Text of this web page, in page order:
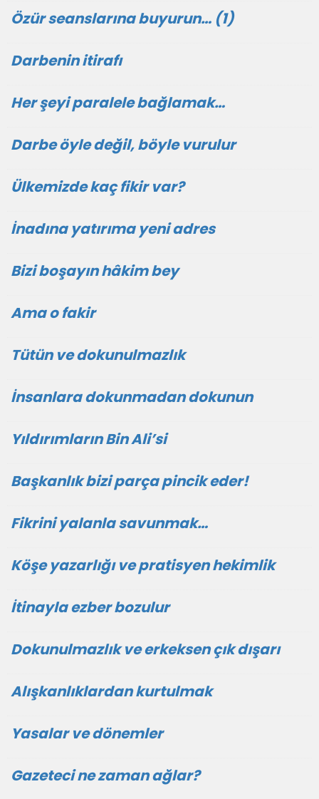
Özür seanslarına buyurun… (1)
Darbenin itirafı
Her şeyi paralele bağlamak…
Darbe öyle değil, böyle vurulur
Ülkemizde kaç fikir var?
İnadına yatırıma yeni adres
Bizi boşayın hâkim bey
Ama o fakir
Tütün ve dokunulmazlık
İnsanlara dokunmadan dokunun
Yıldırımların Bin Ali’si
Başkanlık bizi parça pincik eder!
Fikrini yalanla savunmak…
Köşe yazarlığı ve pratisyen hekimlik
İtinayla ezber bozulur
Dokunulmazlık ve erkeksen çık dışarı
Alışkanlıklardan kurtulmak
Yasalar ve dönemler
Gazeteci ne zaman ağlar?